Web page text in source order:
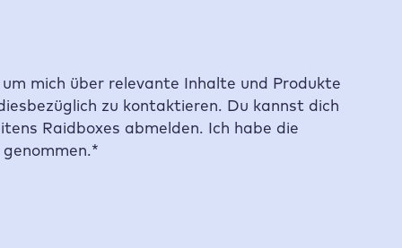
mich über relevante Inhalte und Produkte
zu kontaktieren. Du kannst dich
Raidboxes abmelden. Ich habe die
*